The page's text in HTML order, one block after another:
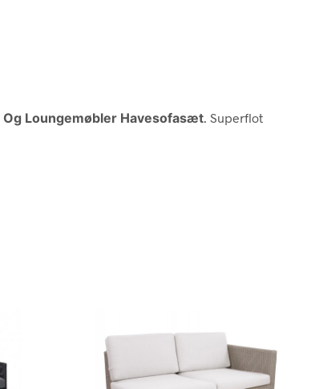
Og Loungemøbler Havesofasæt . Superflot